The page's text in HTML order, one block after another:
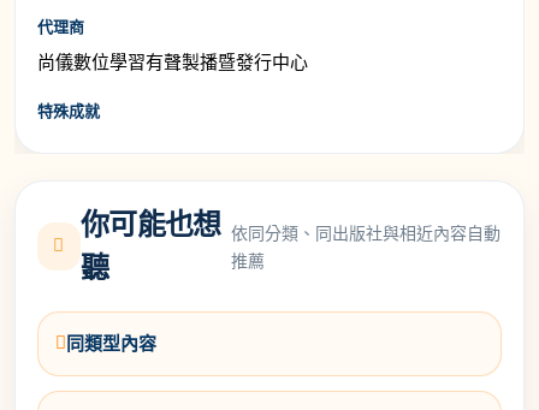
代理商
尚儀數位學習有聲製播暨發行中心
特殊成就
你可能也想
聽
依同分類、同出版社與相近內容自動
推薦
同類型內容